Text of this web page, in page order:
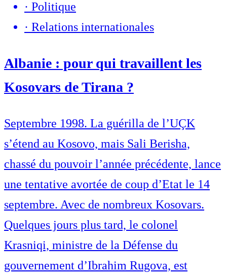
· Politique
· Relations internationales
Albanie : pour qui travaillent les
Kosovars de Tirana ?
Septembre 1998. La guérilla de l’UÇK
s’étend au Kosovo, mais Sali Berisha,
chassé du pouvoir l’année précédente, lance
une tentative avortée de coup d’Etat le 14
septembre. Avec de nombreux Kosovars.
Quelques jours plus tard, le colonel
Krasniqi, ministre de la Défense du
gouvernement d’Ibrahim Rugova, est